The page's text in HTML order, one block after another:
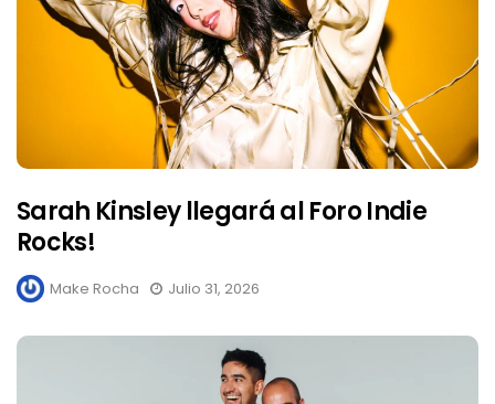
Sarah Kinsley llegará al Foro Indie
Rocks!
Make Rocha Julio 31, 2026